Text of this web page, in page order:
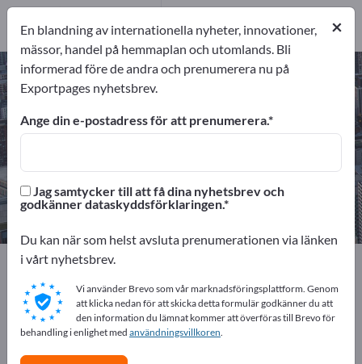
CNC frästa delar – hitta tillverkare
och leverantörer
tjänsteleverantörer
1
Tillverkare7
tjänsteleverantörer
1
Exportpages Tjänster
CNC frästa delar
Annonsera gratis på Exportpages!
Behov – Erbjudanden – Begagnade varor –
×
En blandning av internationella nyheter, innovationer,
mässor, handel på hemmaplan och utomlands. Bli
informerad före de andra och prenumerera nu på
Exportpages nyhetsbrev.
Ange din e-postadress för att prenumerera.
Jag samtycker till att få dina nyhetsbrev och
godkänner dataskyddsförklaringen.
Du kan när som helst avsluta prenumerationen via länken
i vårt nyhetsbrev.
Vi använder Brevo som vår marknadsföringsplattform. Genom
att klicka nedan för att skicka detta formulär godkänner du att
den information du lämnat kommer att överföras till Brevo för
behandling i enlighet med användningsvillkoren.